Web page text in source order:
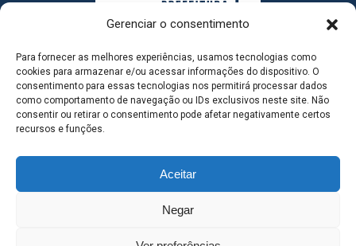
Gerenciar o consentimento
Para fornecer as melhores experiências, usamos tecnologias como
cookies para armazenar e/ou acessar informações do dispositivo. O
consentimento para essas tecnologias nos permitirá processar dados
como comportamento de navegação ou IDs exclusivos neste site. Não
consentir ou retirar o consentimento pode afetar negativamente certos
recursos e funções.
Aceitar
Negar
MAPA DO SITE
SEDE DO ADMINISTRATIVO MUNICIPAL - Avenida